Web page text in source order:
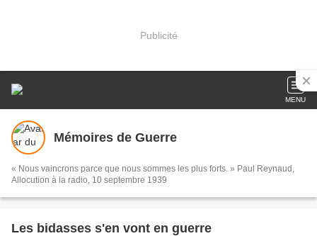
Publicité
MENU
Mémoires de Guerre
« Nous vaincrons parce que nous sommes les plus forts. » Paul Reynaud,
Allocution à la radio, 10 septembre 1939
Les bidasses s'en vont en guerre